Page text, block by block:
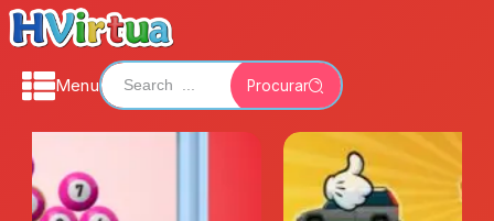
Menu Procurar